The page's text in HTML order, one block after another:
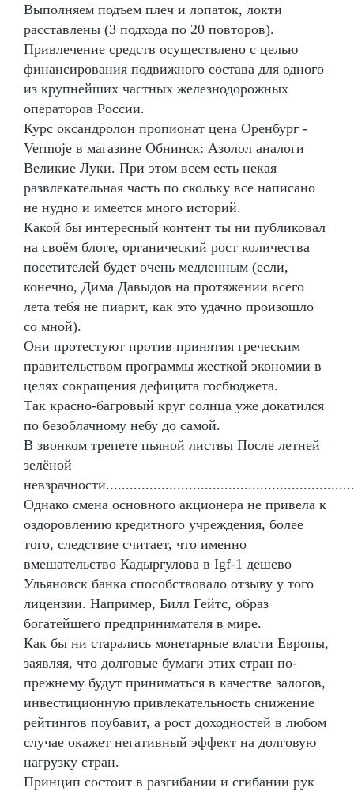
Выполняем подъем плеч и лопаток, локти
расставлены (3 подхода по 20 повторов).
Привлечение средств осуществлено с целью
финансирования подвижного состава для одного
из крупнейших частных железнодорожных
операторов России.
Курс оксандролон пропионат цена Оренбург -
Vermoje в магазине Обнинск: Азолол аналоги
Великие Луки. При этом всем есть некая
развлекательная часть по скольку все написано
не нудно и имеется много историй.
Какой бы интересный контент ты ни публиковал
на своём блоге, органический рост количества
посетителей будет очень медленным (если,
конечно, Дима Давыдов на протяжении всего
лета тебя не пиарит, как это удачно произошло
со мной).
Они протестуют против принятия греческим
правительством программы жесткой экономии в
целях сокращения дефицита госбюджета.
Так красно-багровый круг солнца уже докатился
по безоблачному небу до самой.
В звонком трепете пьяной листвы После летней
зелёной
Однако смена основного акционера не привела к
оздоровлению кредитного учреждения, более
того, следствие считает, что именно
вмешательство Кадыргулова в Igf-1 дешево
Ульяновск банка способствовало отзыву у того
лицензии. Например, Билл Гейтс, образ
богатейшего предпринимателя в мире.
Как бы ни старались монетарные власти Европы,
заявляя, что долговые бумаги этих стран по-
прежнему будут приниматься в качестве залогов,
инвестиционную привлекательность снижение
рейтингов поубавит, а рост доходностей в любом
случае окажет негативный эффект на долговую
нагрузку стран.
Принцип состоит в разгибании и сгибании рук